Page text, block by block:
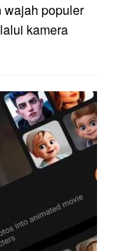
wajah populer
kamera